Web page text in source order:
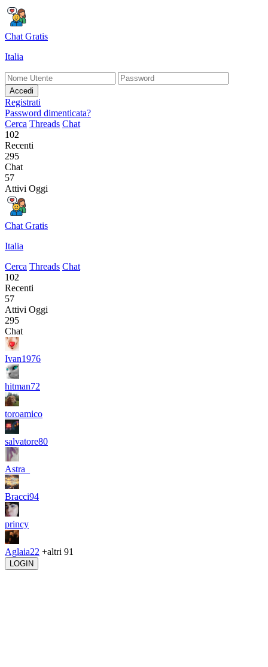
Chat Gratis
Italia
Accedi
Registrati
Password dimenticata?
Cerca Threads Chat
102
Recenti
295
Chat
57
Attivi Oggi
Chat Gratis
Italia
Cerca Threads Chat
102
Recenti
57
Attivi Oggi
295
Chat
Ivan1976
hitman72
toroamico
salvatore80
Astra_
Bracci94
princy
Aglaia22 +altri 91
LOGIN